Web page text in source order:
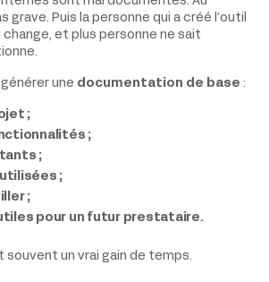
grave. Puis la personne qui a créé l’outil
et plus personne ne sait
une documentation de base :
;
;
;
;
;
pour un futur prestataire.
souvent un vrai gain de temps.